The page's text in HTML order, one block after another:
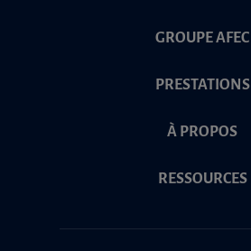
GROUPE AFEC
PRESTATIONS
À PROPOS
RESSOURCES